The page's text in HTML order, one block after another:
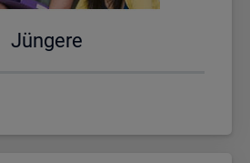
Jün­ge­re